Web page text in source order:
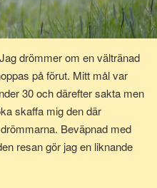
drömmer om en vältränad
på förut. Mitt mål var
30 och därefter sakta men
skaffa mig den där
Beväpnad med
resan gör jag en liknande